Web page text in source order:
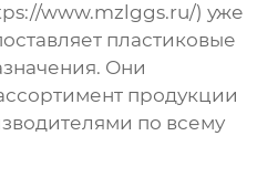
www.mzlggs.ru/) уже
пластиковые
Они
продукции
по всему